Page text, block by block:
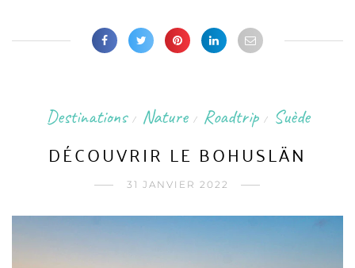
Destinations / Nature / Roadtrip / Suède
DÉCOUVRIR LE BOHUSLÄN
31 JANVIER 2022